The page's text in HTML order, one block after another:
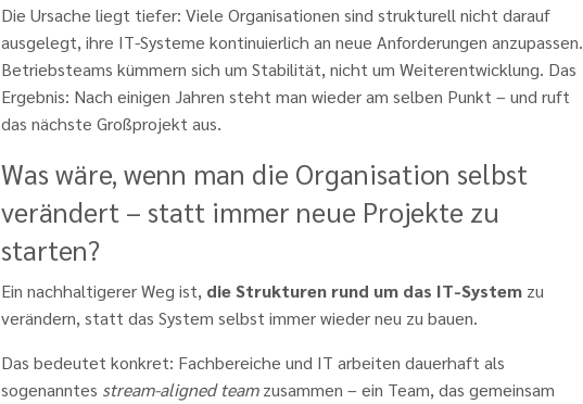
Die Ursache liegt tiefer: Viele Organisationen sind strukturell nicht darauf
ausgelegt, ihre IT-Systeme kontinuierlich an neue Anforderungen anzupassen.
Betriebsteams kümmern sich um Stabilität, nicht um Weiterentwicklung. Das
Ergebnis: Nach einigen Jahren steht man wieder am selben Punkt – und ruft
das nächste Großprojekt aus.
Was wäre, wenn man die Organisation selbst
verändert – statt immer neue Projekte zu
starten?
Ein nachhaltigerer Weg ist, die Strukturen rund um das IT-System zu
verändern, statt das System selbst immer wieder neu zu bauen.
Das bedeutet konkret: Fachbereiche und IT arbeiten dauerhaft als
sogenanntes stream-aligned teamzusammen – ein Team, das gemeinsam